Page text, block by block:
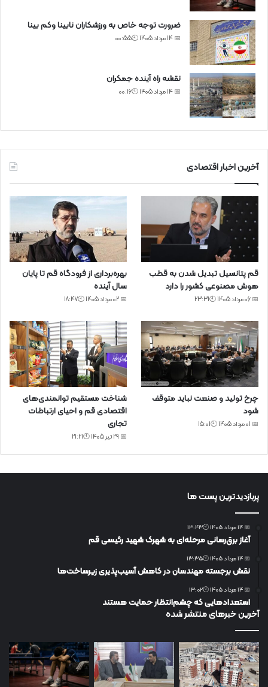
ضرورت توجه خاص به ورزشکاران نابینا وکم بینا
📅 14 مرداد 1405 🕙00:55
نقشه راه آینده جمکران
📅 14 مرداد 1405 🕙00:16
آخرین اخبار اقتصادی
قم پتانسیل تبدیل شدن به قطب
هوش مصنوعی کشور را دارد
📅 06 مرداد 1405 🕙23:31
بهره‌برداری از فرودگاه قم تا پایان
سال آینده
📅 02 مرداد 1405 🕙18:47
چرخ تولید و صنعت نباید متوقف
شود
📅 01 مرداد 1405 🕙15:01
شناخت مستقیم توانمندی‌های
اقتصادی قم و احیای ارتباطات
تجاری
📅 29 تیر 1405 🕙21:21
پربازدیدترین پست ها
📅 14 مرداد 1405 🕙13:43
آغاز برق‌رسانی مرحله‌ای به شهرک شهید رئیسی قم
📅 14 مرداد 1405 🕙13:35
نقش برجسته مهندسان در کاهش آسیب‌پذیری زیرساخت‌ها
📅 14 مرداد 1405 🕙13:02
استعدادهایی که چشم‌انتظار حمایت هستند
آخرین خبرهای منتشر شده